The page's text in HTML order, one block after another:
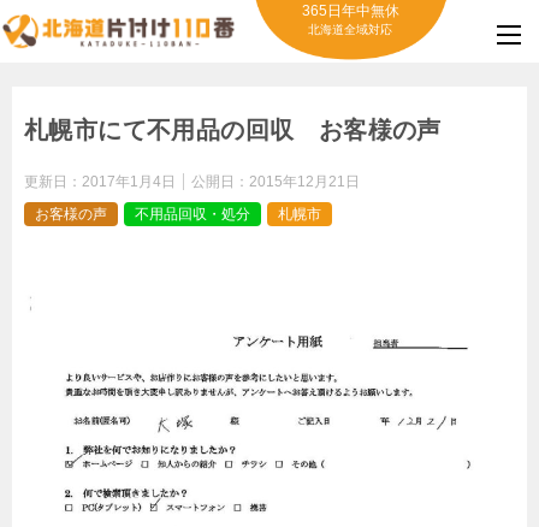
365日年中無休
北海道全域対応
札幌市にて不用品の回収 お客様の声
更新日： 2017年1月4日 公開日： 2015年12月21日
お客様の声
不用品回収・処分 札幌市